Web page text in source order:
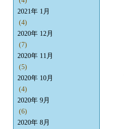
2021年 1月
(4)
2020年 12月
(7)
2020年 11月
(5)
2020年 10月
(4)
2020年 9月
(6)
2020年 8月